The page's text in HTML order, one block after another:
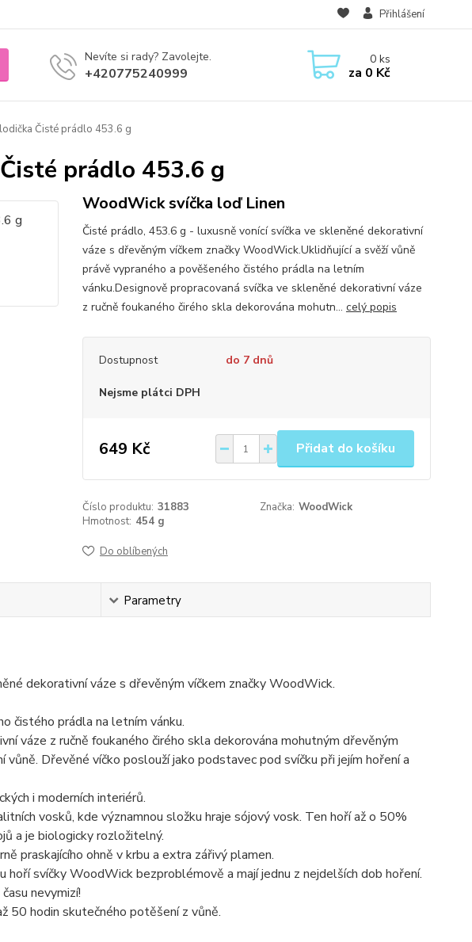
Přihlášení
Nevíte si rady? Zavolejte.
+420775240999
0ks
za 0 Kč
Čisté prádlo 453.6 g
prádlo 453.6 g
WoodWick svíčka loď Linen
Čisté prádlo, 453.6 g - luxusně vonící svíčka ve skleněné dekorativní
váze s dřevěným víčkem značky WoodWick.Uklidňující a svěží vůně
právě vypraného a pověšeného čistého prádla na letním
vánku.Designově propracovaná svíčka ve skleněné dekorativní váze
z ručně foukaného čirého skla dekorována mohutn... celý popis
Dostupnost do 7 dnů
Nejsme plátci DPH
649 Kč Přidat do košíku
Číslo produktu: 31883 Značka: WoodWick
Hmotnost: 454 g
Do oblíbených
Parametry
dekorativní váze s dřevěným víčkem značky WoodWick.
čistého prádla na letním vánku.
váze z ručně foukaného čirého skla dekorována mohutným dřevěným
vůně. Dřevěné víčko poslouží jako podstavec pod svíčku při jejím hoření a
i moderních interiérů.
vosků, kde významnou složku hraje sójový vosk. Ten hoří až o 50%
a je biologicky rozložitelný.
praskajícího ohně v krbu a extra zářivý plamen.
svíčky WoodWick bezproblémově a mají jednu z nejdelších dob hoření.
nevymizí!
50 hodin skutečného potěšení z vůně.